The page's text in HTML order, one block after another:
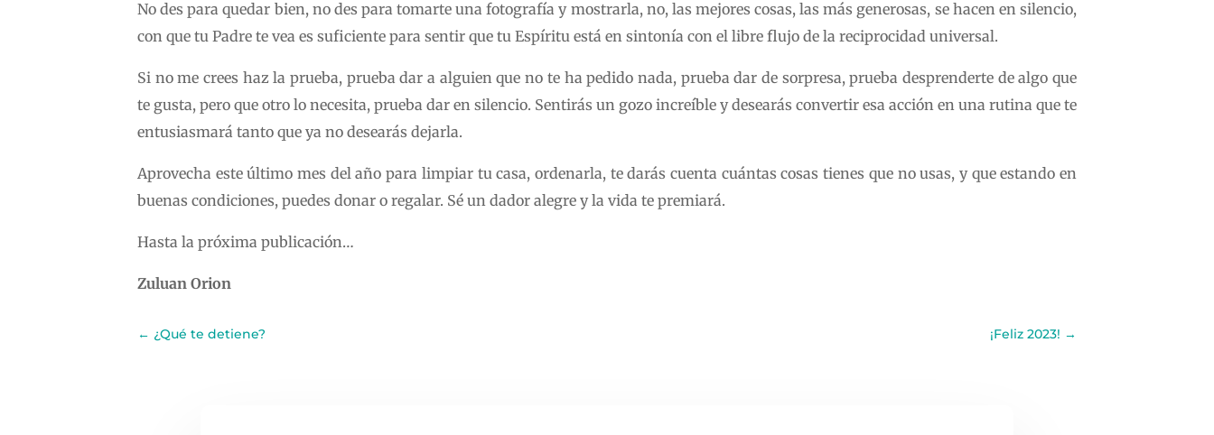
No des para quedar bien, no des para tomarte una fotografía y mostrarla, no, las mejores cosas, las más generosas, se hacen en silencio,
con que tu Padre te vea es suficiente para sentir que tu Espíritu está en sintonía con el libre flujo de la reciprocidad universal.
Si no me crees haz la prueba, prueba dar a alguien que no te ha pedido nada, prueba dar de sorpresa, prueba desprenderte de algo que
te gusta, pero que otro lo necesita, prueba dar en silencio. Sentirás un gozo increíble y desearás convertir esa acción en una rutina que te
entusiasmará tanto que ya no desearás dejarla.
Aprovecha este último mes del año para limpiar tu casa, ordenarla, te darás cuenta cuántas cosas tienes que no usas, y que estando en
buenas condiciones, puedes donar o regalar. Sé un dador alegre y la vida te premiará.
Hasta la próxima publicación…
Zuluan Orion
← ¿Qué te detiene? ¡Feliz 2023! →